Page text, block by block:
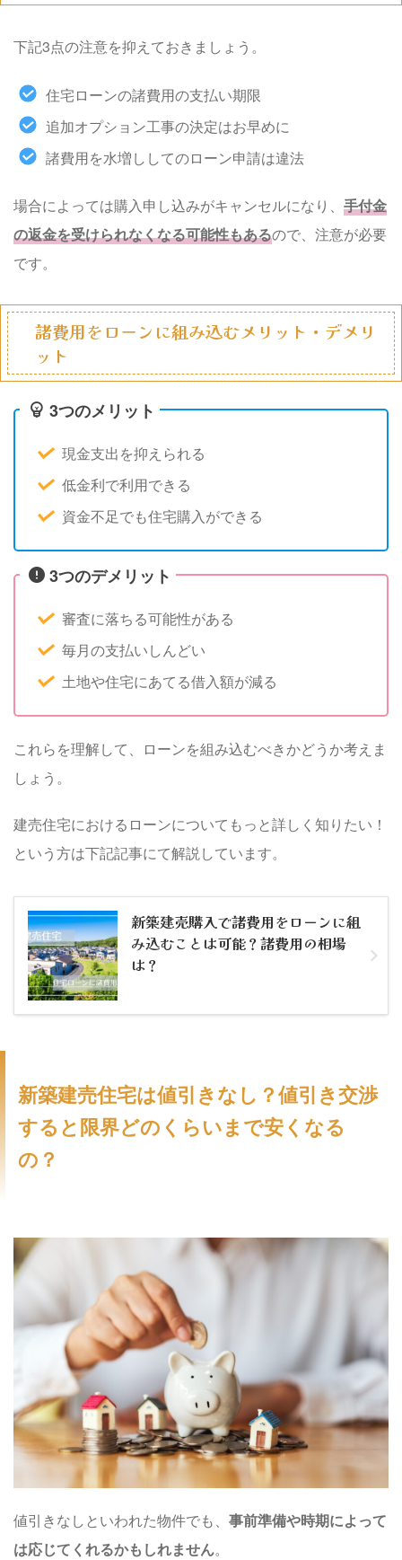
下記3点の注意を抑えておきましょう。
住宅ローンの諸費用の支払い期限
追加オプション工事の決定はお早めに
諸費用を水増ししてのローン申請は違法
場合によっては購入申し込みがキャンセルになり、 手付金
の返金を受けられなくなる可能性もあるので、注意が必要
です。
諸費用をローンに組み込むメリット・デメリ
ット
3つのメリット
現金支出を抑えられる
低金利で利用できる
資金不足でも住宅購入ができる
3つのデメリット
審査に落ちる可能性がある
毎月の支払いしんどい
土地や住宅にあてる借入額が減る
これらを理解して、ローンを組み込むべきかどうか考えま
しょう。
建売住宅におけるローンについてもっと詳しく知りたい！
という方は下記記事にて解説しています。
新築建売購入で諸費用をローンに組
み込むことは可能？諸費用の相場
は？
新築建売住宅は値引きなし？値引き交渉
すると限界どのくらいまで安くなる
の？
値引きなしといわれた物件でも、 事前準備や時期によって
は応じてくれるかもしれません。